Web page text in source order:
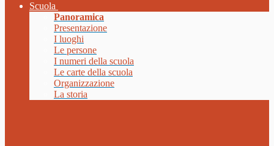
Scuola
Panoramica
Presentazione
I luoghi
Le persone
I numeri della scuola
Le carte della scuola
Organizzazione
La storia